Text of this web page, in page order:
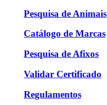
Pesquisa de Animais
Catálogo de Marcas
Pesquisa de Afixos
Validar Certificado
Regulamentos